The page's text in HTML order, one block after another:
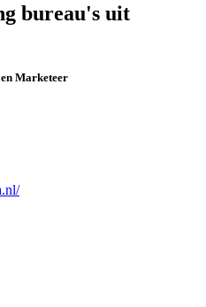
bureau's uit
Marketeer